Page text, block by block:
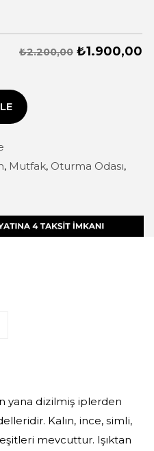
₺2.200,00 ₺1.900,00
, Mutfak, Oturma Odası,
yana dizilmiş iplerden
Kalın, ince, simli,
mevcuttur. Işıktan